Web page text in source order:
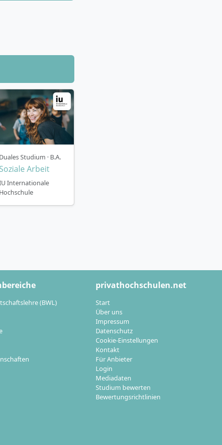
quantitative
Wahl – zum
klassisches
und
im
(z. B.
Compliance)
Duales Studium · B.A.
Soziale Arbeit
Internationale
Hochschule
(BWL)
privathochschulen.net
Start
Über uns
Impressum
Datenschutz
Cookie-Einstellungen
Kontakt
Für Anbieter
Login
Mediadaten
Studium bewerten
Bewertungsrichtlinien